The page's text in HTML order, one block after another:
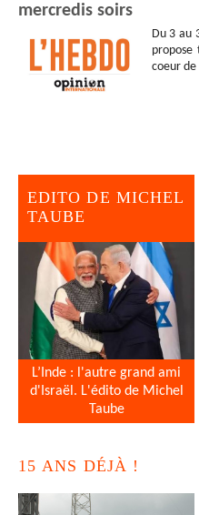
mercredis soirs
Du 3 au
propose
coeur
EDITO DE MICHEL
TAUBE
L’Inde : l'autre grand ami
d'Israël. L'édito de Michel
Taube
15 ANS DÉJÀ !